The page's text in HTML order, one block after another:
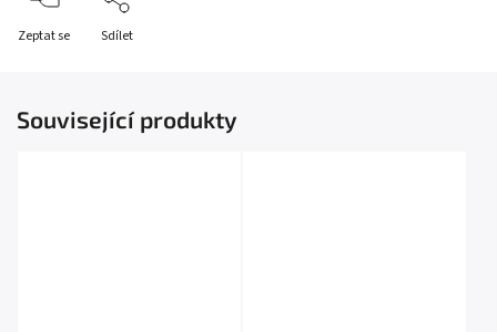
Zeptat se Sdílet
Související produkty